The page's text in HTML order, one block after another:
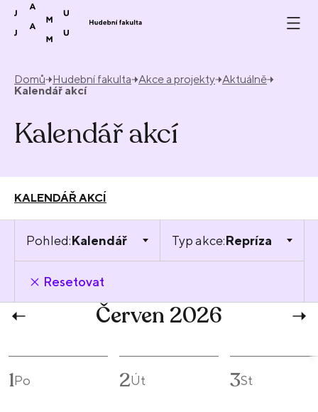
Přeskočit na obsah
Domů Hudební fakulta Akce a projekty Aktuálně
Kalendář akcí
Kalendář akcí
KALENDÁŘ AKCÍ
Pohled:Kalendář Typ akce:Repríza
Resetovat
Červen 2026
1Po 2Út 3St